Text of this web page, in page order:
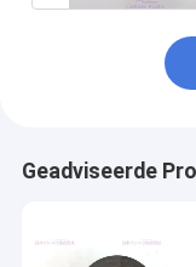
Geadviseerde